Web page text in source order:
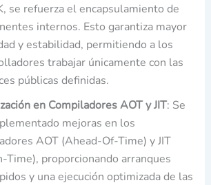
se refuerza el encapsulamiento de
internos. Esto garantiza mayor
y estabilidad, permitiendo a los
trabajar únicamente con las
públicas definidas.
en Compiladores AOT y JIT: Se
mejoras en los
AOT (Ahead-Of-Time) y JIT
Time), proporcionando arranques
y una ejecución optimizada de las